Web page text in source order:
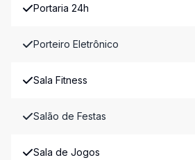
Portaria 24h
Porteiro Eletrônico
Sala Fitness
Salão de Festas
Sala de Jogos